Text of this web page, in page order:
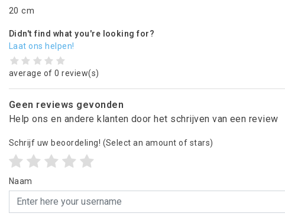
20 cm
Didn't find what you're looking for?
Laat ons helpen!
average of 0 review(s)
Geen reviews gevonden
Help ons en andere klanten door het schrijven van een review
Schrijf uw beoordeling! (Select an amount of stars)
Naam